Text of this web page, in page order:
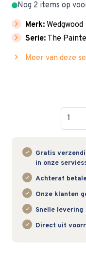
Nog 2 items op
chevron_right Merk: Wedgwood
chevron_right Serie: The
chevron_right Meer van deze
Gratis
in onze
Achteraf
Onze klanten
Snelle levering
Direct uit